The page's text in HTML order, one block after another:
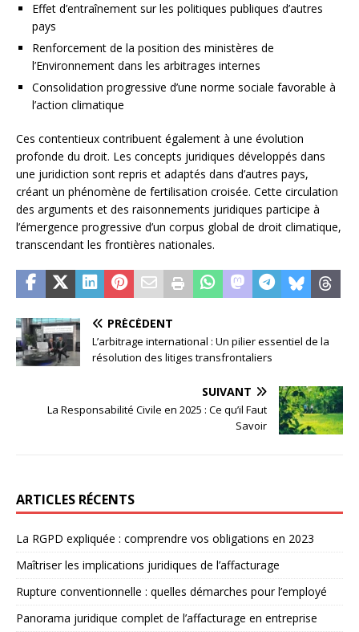
Effet d’entraînement sur les politiques publiques d’autres
pays
Renforcement de la position des ministères de
l’Environnement dans les arbitrages internes
Consolidation progressive d’une norme sociale favorable à
l’action climatique
Ces contentieux contribuent également à une évolution
profonde du droit. Les concepts juridiques développés dans
une juridiction sont repris et adaptés dans d’autres pays,
créant un phénomène de fertilisation croisée. Cette circulation
des arguments et des raisonnements juridiques participe à
l’émergence progressive d’un corpus global de droit climatique,
transcendant les frontières nationales.
PRÉCÉDENT
L’arbitrage international : Un pilier essentiel de la
résolution des litiges transfrontaliers
SUIVANT
La Responsabilité Civile en 2025 : Ce qu’il Faut
Savoir
ARTICLES RÉCENTS
La RGPD expliquée : comprendre vos obligations en 2023
Maîtriser les implications juridiques de l’affacturage
Rupture conventionnelle : quelles démarches pour l’employé
Panorama juridique complet de l’affacturage en entreprise